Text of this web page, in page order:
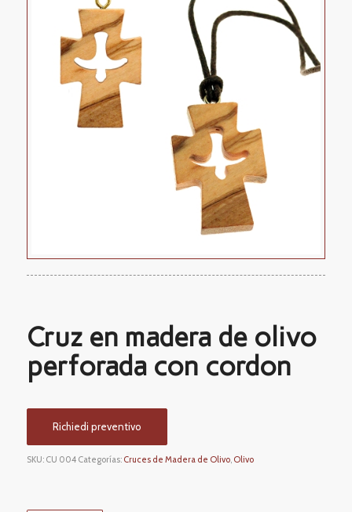
Cruz en madera de olivo
perforada con cordon
Richiedi preventivo
SKU: CU 004 Categorías: Cruces de Madera de Olivo, Olivo